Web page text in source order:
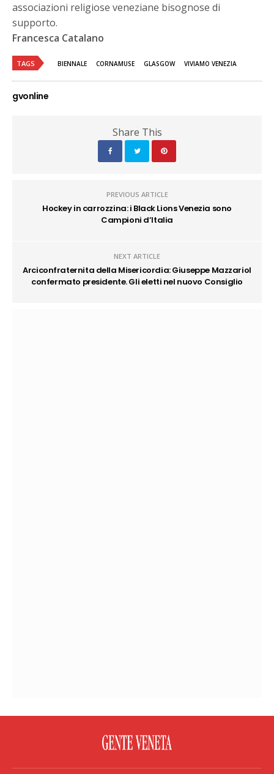
associazioni religiose veneziane bisognose di
supporto.
Francesca Catalano
TAGS BIENNALE CORNAMUSE GLASGOW VIVIAMO VENEZIA
gvonline
Share This
PREVIOUS ARTICLE
Hockey in carrozzina: i Black Lions Venezia sono
Campioni d’Italia
NEXT ARTICLE
Arciconfraternita della Misericordia: Giuseppe Mazzariol
confermato presidente. Gli eletti nel nuovo Consiglio